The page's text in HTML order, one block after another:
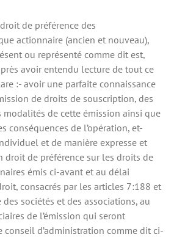
de préférence des
actionnaire (ancien et nouveau),
ou représenté comme dit est,
avoir entendu lecture de tout ce
:- avoir une parfaite connaissance
de droits de souscription, des
modalités de cette émission ainsi que
conséquences de l’opération, et-
et de manière expresse et
droit de préférence sur les droits de
émis ci-avant et au délai
consacrés par les articles 7:188 et
sociétés et des associations, au
de l’émission qui seront
conseil d’administration comme dit ci-